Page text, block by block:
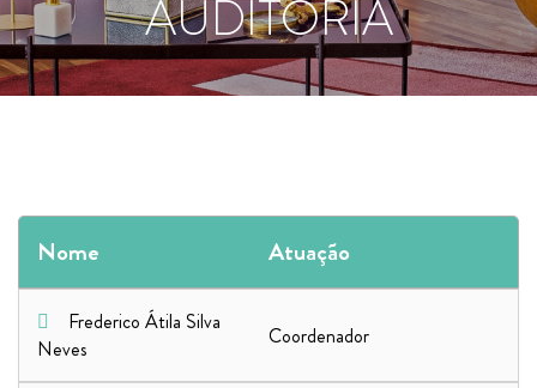
AUDITORIA
Nome Atuação
Frederico Átila Silva
Neves
Coordenador